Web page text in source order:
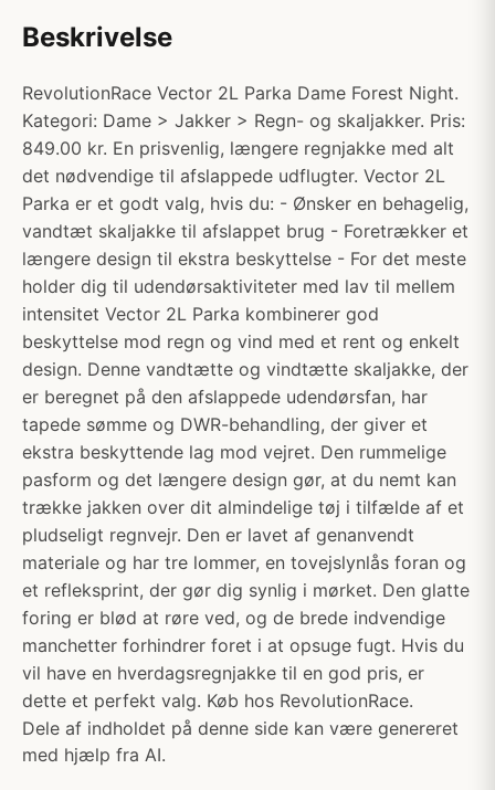
Beskrivelse
RevolutionRace Vector 2L Parka Dame Forest Night.
Kategori: Dame > Jakker > Regn- og skaljakker. Pris:
849.00 kr. En prisvenlig, længere regnjakke med alt
det nødvendige til afslappede udflugter. Vector 2L
Parka er et godt valg, hvis du: - Ønsker en behagelig,
vandtæt skaljakke til afslappet brug - Foretrækker et
længere design til ekstra beskyttelse - For det meste
holder dig til udendørsaktiviteter med lav til mellem
intensitet Vector 2L Parka kombinerer god
beskyttelse mod regn og vind med et rent og enkelt
design. Denne vandtætte og vindtætte skaljakke, der
er beregnet på den afslappede udendørsfan, har
tapede sømme og DWR-behandling, der giver et
ekstra beskyttende lag mod vejret. Den rummelige
pasform og det længere design gør, at du nemt kan
trække jakken over dit almindelige tøj i tilfælde af et
pludseligt regnvejr. Den er lavet af genanvendt
materiale og har tre lommer, en tovejslynlås foran og
et refleksprint, der gør dig synlig i mørket. Den glatte
foring er blød at røre ved, og de brede indvendige
manchetter forhindrer foret i at opsuge fugt. Hvis du
vil have en hverdagsregnjakke til en god pris, er
dette et perfekt valg. Køb hos RevolutionRace.
Dele af indholdet på denne side kan være genereret
med hjælp fra AI.